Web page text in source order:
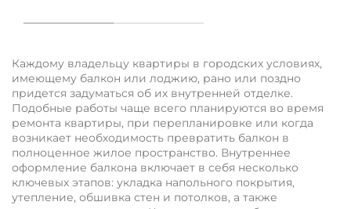
Обшивка балконів та лоджій у Кривому Розі
Ремонт лоджії під ключ: обшивка та утеплення лоджії
зсередини та зовні, виготовлення та встановлення
вікон, монтаж освітлювальних систем
Каждому владельцу квартиры в городских условиях,
имеющему балкон или лоджию, рано или поздно
придется задуматься об их внутренней отделке.
Подобные работы чаще всего планируются во время
ремонта квартиры, при перепланировке или когда
возникает необходимость превратить балкон в
полноценное жилое пространство. Внутреннее
оформление балкона включает в себя несколько
ключевых этапов: укладка напольного покрытия,
утепление, обшивка стен и потолков, а также